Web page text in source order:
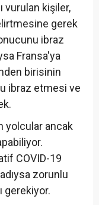
vurulan kişiler,
gerek
ibraz
Fransa'ya
birisinin
ibraz etmesi ve
yolcular ancak
COVID-19
zorunlu
gerekiyor.